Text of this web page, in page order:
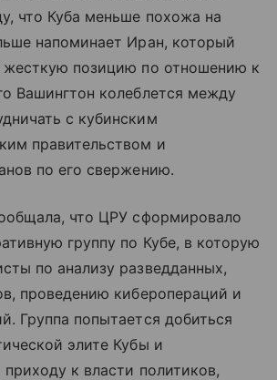
что Куба меньше похожа на
напоминает Иран, который
жесткую позицию по отношению к
Вашингтон колеблется между
с кубинским
правительством и
по его свержению.
что ЦРУ сформировало
группу по Кубе, в которую
по анализу разведданных,
проведению киберопераций и
Группа попытается добиться
элите Кубы и
приходу к власти политиков,